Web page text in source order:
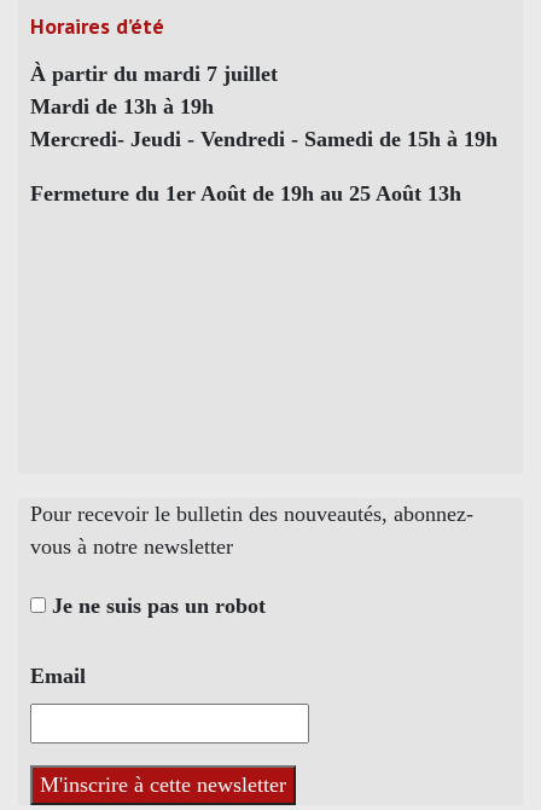
Horaires d’été
À partir du mardi 7 juillet
Mardi de 13h à 19h
Mercredi- Jeudi - Vendredi - Samedi de 15h à 19h
Fermeture du 1er Août de 19h au 25 Août 13h
Pour recevoir le bulletin des nouveautés, abonnez-
vous à notre newsletter
Je ne suis pas un robot
Email